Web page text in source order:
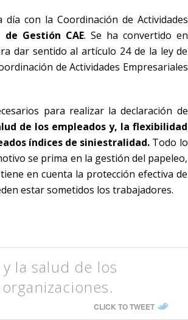
con la Coordinación de Actividades
Gestión CAE. Se ha convertido en
dar sentido al artículo 24 de la ley de
de Actividades Empresariales
para realizar la declaración de
de los empleados y, la flexibilidad
índices de siniestralidad. Todo lo
se prima en la gestión del papeleo,
en cuenta la protección efectiva de
estar sometidos los trabajadores.
la salud de los
CLICK TO TWEET